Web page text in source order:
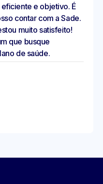
e objetivo. É
contar com a Sade.
muito satisfeito!
que busque
de saúde.